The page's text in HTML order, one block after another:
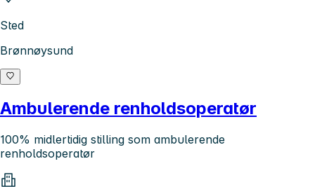
Sted
Brønnøysund
Ambulerende renholdsoperatør
100% midlertidig stilling som ambulerende
renholdsoperatør